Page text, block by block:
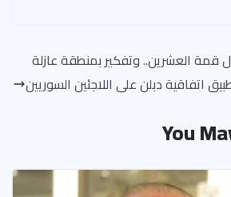
قمة العشرين.. وتفكير بمنطقة عازلة
اتفاقية دبلن على اللاجئين السوريين
You